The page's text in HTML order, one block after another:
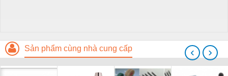
Sản phẩm cùng nhà cung cấp ‹ ›